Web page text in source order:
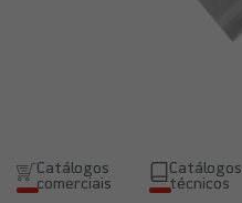
Catálogos
comerciais
Catálogos
técnicos